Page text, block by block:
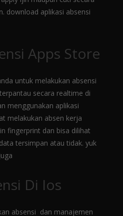
download aplikasi absensi
Apps Store
untuk melakukan absensi
secara realtime di
menggunakan aplikasi
melakukan absen kerja
fingerprint dan bisa dilihat
tersimpan atau tidak. yuk
Di Ios
absensi dan manajemen